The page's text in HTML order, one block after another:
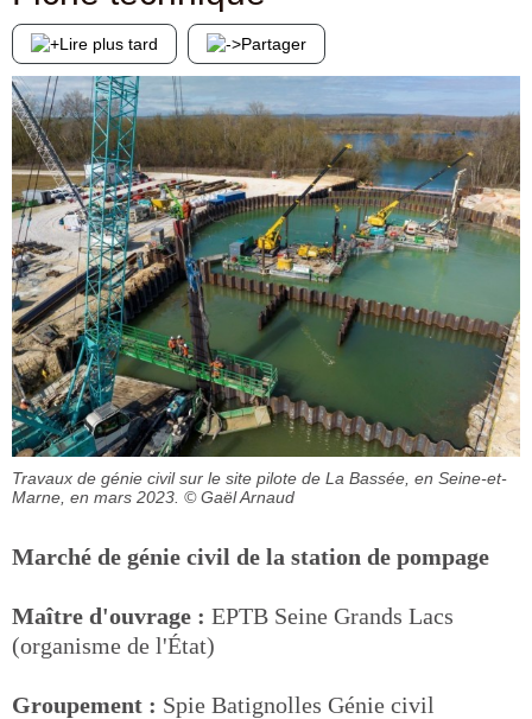
Lire plus tard Partager
Travaux de génie civil sur le site pilote de La Bassée, en Seine-et-
Marne, en mars 2023. © Gaël Arnaud
Marché de génie civil de la station de pompage
Maître d'ouvrage : EPTB Seine Grands Lacs
(organisme de l'État)
Groupement : Spie Batignolles Génie civil